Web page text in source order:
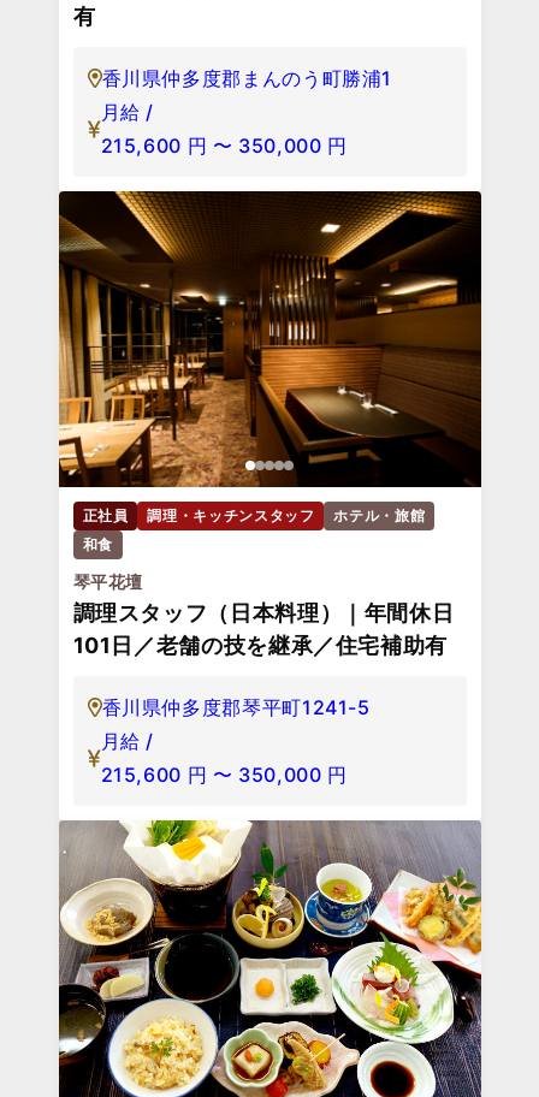
有
香川県仲多度郡まんのう町勝浦1
月給 /
215,600 円 〜 350,000 円
正社員 調理・キッチンスタッフ
ホテル・旅館
和食
琴平花壇
調理スタッフ（日本料理）｜年間休日
101日／老舗の技を継承／住宅補助有
香川県仲多度郡琴平町1241-5
月給 /
215,600 円 〜 350,000 円